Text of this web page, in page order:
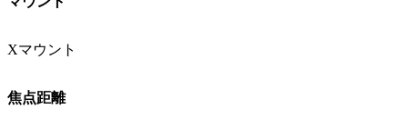
Xマウント
焦点距離